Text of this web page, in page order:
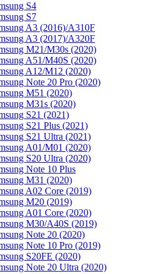
S4
S7
A3 (2016)/A310F
A3 (2017)/A320F
M21/M30s (2020)
A51/M40S (2020)
A12/M12 (2020)
Note 20 Pro (2020)
M51 (2020)
M31s (2020)
S21 (2021)
S21 Plus (2021)
S21 Ultra (2021)
A01/M01 (2020)
S20 Ultra (2020)
Note 10 Plus
M31 (2020)
A02 Core (2019)
M20 (2019)
A01 Core (2020)
M30/A40S (2019)
Note 20 (2020)
Note 10 Pro (2019)
S20FE (2020)
Note 20 Ultra (2020)